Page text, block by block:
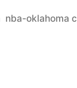
Publicado
nba-oklahoma